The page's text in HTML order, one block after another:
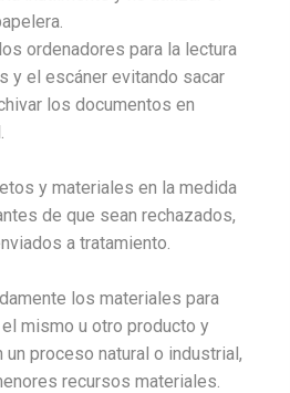
ordenadores para la lectura
y el escáner evitando sacar
los documentos en
y materiales en la medida
de que sean rechazados,
a tratamiento.
los materiales para
mismo u otro producto y
proceso natural o industrial,
recursos materiales.